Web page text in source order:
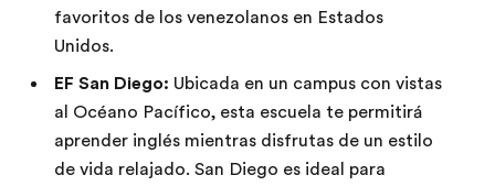
favoritos de los venezolanos en Estados
Unidos.
EF San Diego: Ubicada en un campus con vistas
al Océano Pacífico, esta escuela te permitirá
aprender inglés mientras disfrutas de un estilo
de vida relajado. San Diego es ideal para